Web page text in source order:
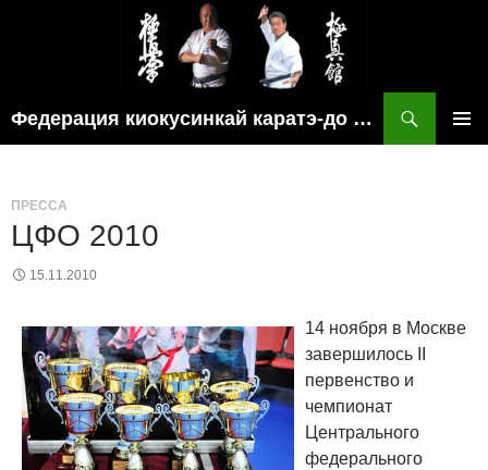
Федерация киокусинкай каратэ-до рязанской области
ПРЕССА
ЦФО 2010
15.11.2010
14 ноября в Москве
завершилось II
первенство и
чемпионат
Центрального
федерального